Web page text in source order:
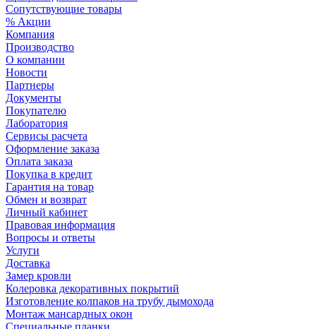
Сопутствующие товары
% Акции
Компания
Производство
О компании
Новости
Партнеры
Документы
Покупателю
Лаборатория
Сервисы расчета
Оформление заказа
Оплата заказа
Покупка в кредит
Гарантия на товар
Обмен и возврат
Личный кабинет
Правовая информация
Вопросы и ответы
Услуги
Доставка
Замер кровли
Колеровка декоративных покрытий
Изготовление колпаков на трубу дымохода
Монтаж мансардных окон
Специальные планки